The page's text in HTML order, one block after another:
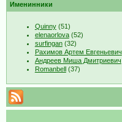
Именинники
Quinny(51)
elenaorlova(52)
surfingan(32)
Рахимов Артем Евгеньевич
Андреев Миша Дмитриевич
Romanbell(37)